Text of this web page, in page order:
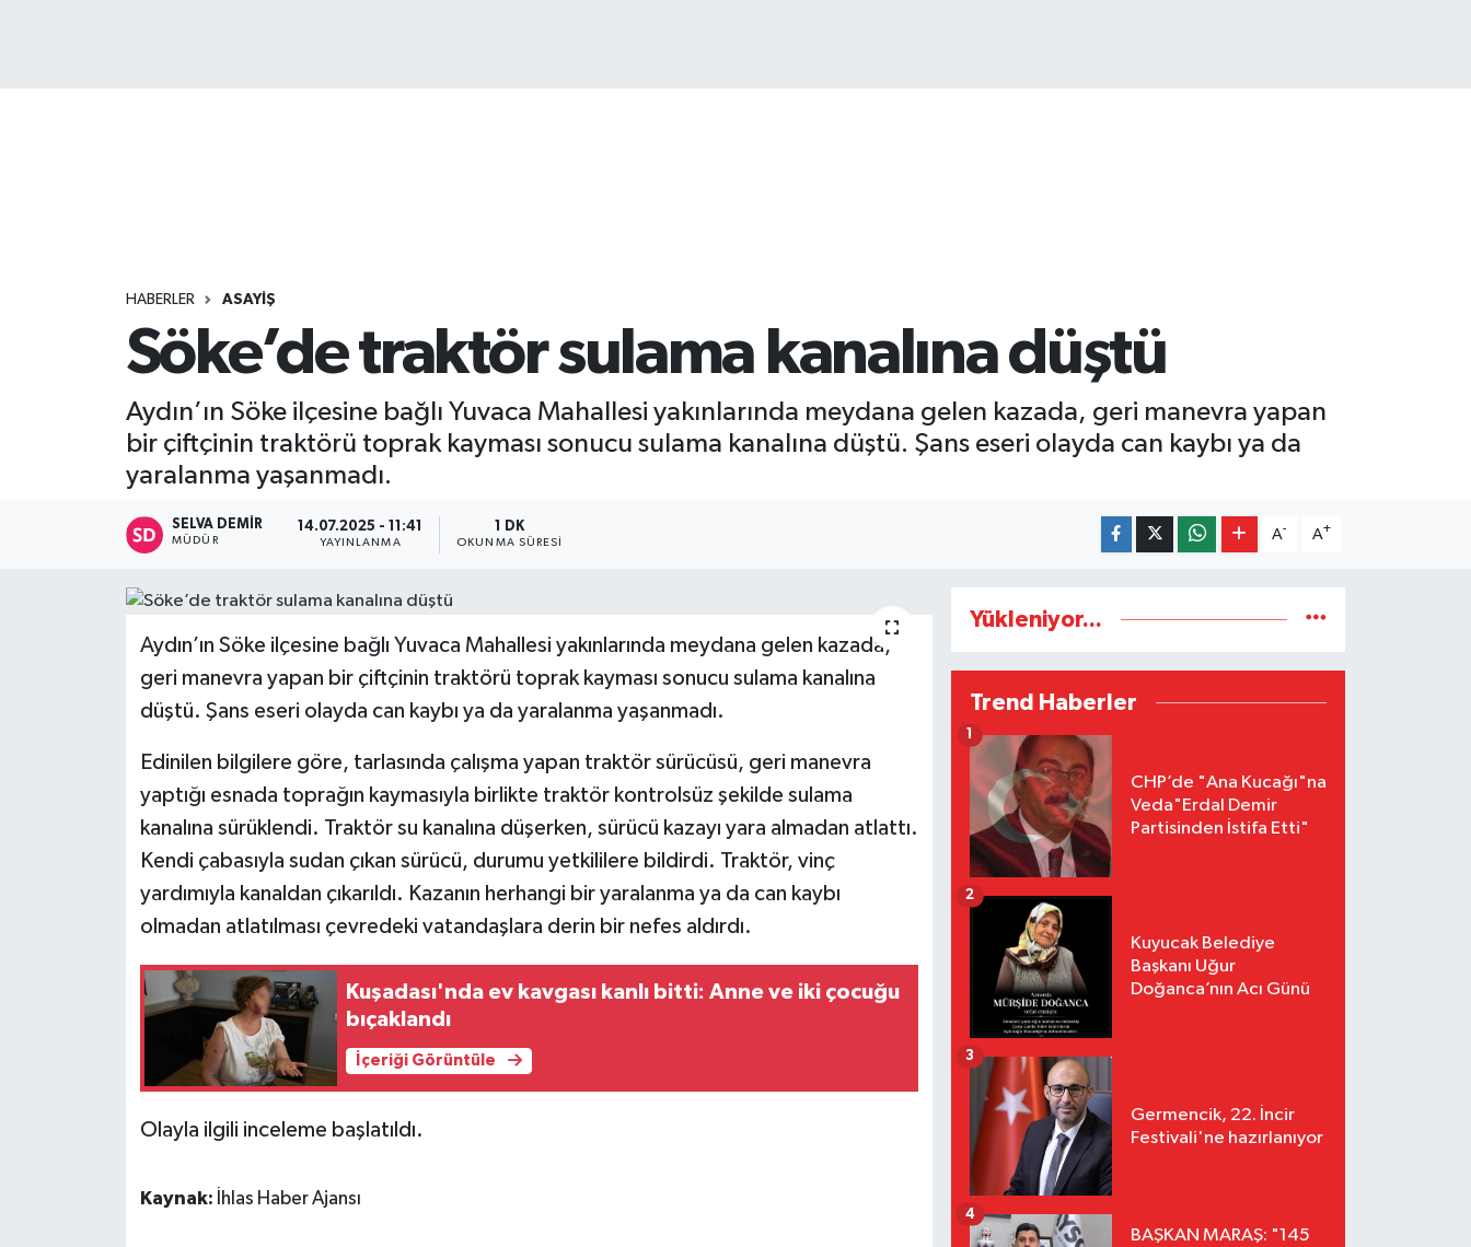
HABERLER ASAYİŞ
Söke’de traktör sulama kanalına düştü
Aydın’ın Söke ilçesine bağlı Yuvaca Mahallesi yakınlarında meydana gelen kazada, geri manevra yapan
bir çiftçinin traktörü toprak kayması sonucu sulama kanalına düştü. Şans eseri olayda can kaybı ya da
yaralanma yaşanmadı.
SELVA DEMIR
MÜDÜR
14.07.2025 - 11:41
YAYINLANMA
1 DK
OKUNMA SÜRESI
A- A+
Aydın’ın Söke ilçesine bağlı Yuvaca Mahallesi yakınlarında meydana gelen kazada,
geri manevra yapan bir çiftçinin traktörü toprak kayması sonucu sulama kanalına
düştü. Şans eseri olayda can kaybı ya da yaralanma yaşanmadı.
Edinilen bilgilere göre, tarlasında çalışma yapan traktör sürücüsü, geri manevra
yaptığı esnada toprağın kaymasıyla birlikte traktör kontrolsüz şekilde sulama
kanalına sürüklendi. Traktör su kanalına düşerken, sürücü kazayı yara almadan atlattı.
Kendi çabasıyla sudan çıkan sürücü, durumu yetkililere bildirdi. Traktör, vinç
yardımıyla kanaldan çıkarıldı. Kazanın herhangi bir yaralanma ya da can kaybı
olmadan atlatılması çevredeki vatandaşlara derin bir nefes aldırdı.
Kuşadası'nda ev kavgası kanlı bitti: Anne ve iki çocuğu
bıçaklandı
İçeriği Görüntüle
Olayla ilgili inceleme başlatıldı.
Kaynak: İhlas Haber Ajansı
Yükleniyor...
Trend Haberler
CHP’de "Ana Kucağı"na
Veda"Erdal Demir
Partisinden İstifa Etti"
1
Kuyucak Belediye
Başkanı Uğur
Doğanca’nın Acı Günü
2
Germencik, 22. İncir
Festivali'ne hazırlanıyor
3
BAŞKAN MARAŞ: "145
4